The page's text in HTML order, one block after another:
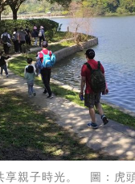
享親子時光。 圖：虎